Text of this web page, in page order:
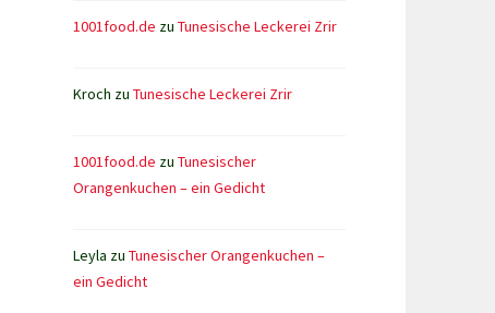
1001food.de zu Tunesische Leckerei Zrir
Kroch zu Tunesische Leckerei Zrir
1001food.de zu Tunesischer
Orangenkuchen – ein Gedicht
Leyla zu Tunesischer Orangenkuchen –
ein Gedicht